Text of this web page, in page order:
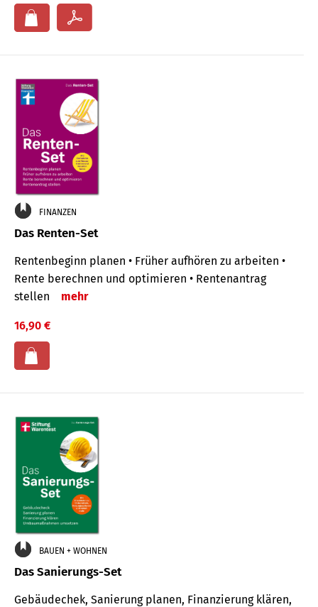
FINANZEN
Das Renten-Set
Rentenbeginn planen • Früher aufhören zu arbeiten •
Rente berechnen und optimieren • Rentenantrag
stellen
mehr
16,90 €
BAUEN + WOHNEN
Das Sanierungs-Set
Gebäudechek, Sanierung planen, Finanzierung klären,